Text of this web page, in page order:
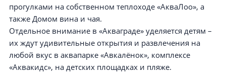
прогулками на собственном теплоходе «АкваЛоо», а
также Домом вина и чая.
Отдельное внимание в «Акваграде» уделяется детям –
их ждут удивительные открытия и развлечения на
любой вкус в аквапарке «Авкалёнок», комплексе
«Аквакидс», на детских площадках и пляже.